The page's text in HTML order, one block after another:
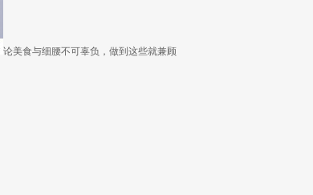
论美食与细腰不可辜负，做到这些就兼顾